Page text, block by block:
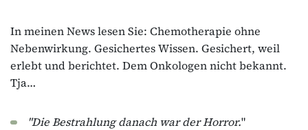
In meinen News lesen Sie: Chemotherapie ohne
Nebenwirkung. Gesichertes Wissen. Gesichert, weil
erlebt und berichtet. Dem Onkologen nicht bekannt.
Tja…
"Die Bestrahlung danach war der Horror."